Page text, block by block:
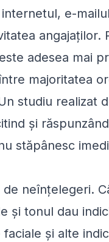
e-
angajaților.
adesea mai
majoritatea
studiu realizat
și
stăpânesc
neînțelegeri.
și tonul dau
și alte